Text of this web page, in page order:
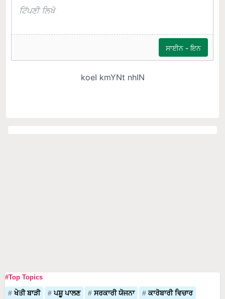
#Top Topics
ਖੇਤੀ ਬਾੜੀ ਪਸ਼ੂ ਪਾਲਣ ਸਰਕਾਰੀ ਯੋਜਨਾ ਕਾਰੋਬਾਰੀ ਵਿਚਾਰ